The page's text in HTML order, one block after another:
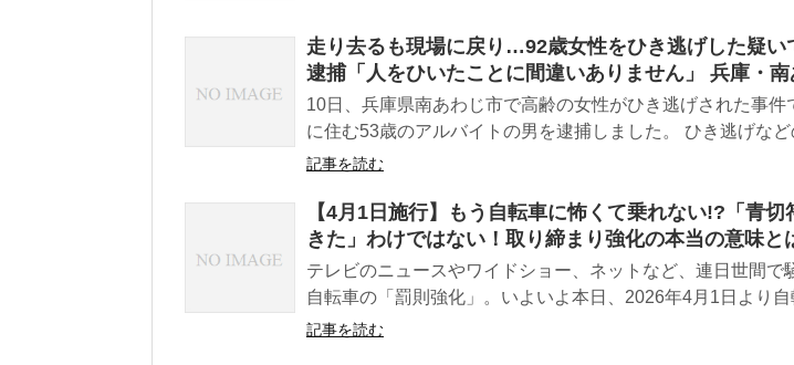
走り去るも現場に戻り…92歳女性をひき逃げした疑い
逮捕「人をひいたことに間違いありません」 兵庫・
10日、兵庫県南あわじ市で高齢の女性がひき逃げされた事件
に住む53歳のアルバイトの男を逮捕しました。 ひき逃げな
記事を読む
【4月1日施行】もう自転車に怖くて乗れない!?「青切
きた」わけではない！取り締まり強化の本当の意味と
テレビのニュースやワイドショー、ネットなど、連日世間で
自転車の「罰則強化」。いよいよ本日、2026年4月1日より
記事を読む